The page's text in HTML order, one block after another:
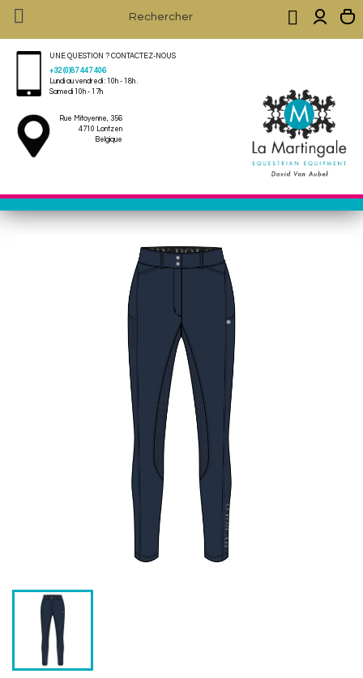
 
UNE QUESTION ? CONTACTEZ-NOUS
+32 (0)87 447 406
Lundi au vendredi : 10h - 18h .
Samedi 10h - 17h
Rue Mitoyenne, 356
4710 Lontzen
Belgique